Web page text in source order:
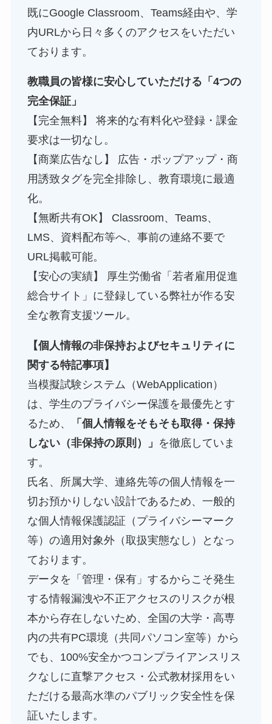
既にGoogle Classroom、Teams経由や、学
内URLから日々多くのアクセスをいただい
ております。
教職員の皆様に安心していただける「4つの
完全保証」
【完全無料】 将来的な有料化や登録・課金
要求は一切なし。
【商業広告なし】 広告・ポップアップ・商
用誘致タグを完全排除し、教育環境に最適
化。
【無断共有OK】 Classroom、Teams、
LMS、資料配布等へ、事前の連絡不要で
URL掲載可能。
【安心の実績】 厚生労働省「若者雇用促進
総合サイト」に登録している弊社が作る安
全な教育支援ツール。
【個人情報の非保持およびセキュリティに
関する特記事項】
当模擬試験システム（WebApplication）
は、学生のプライバシー保護を最優先とす
るため、
「個人情報をそもそも取得・保持
しない（非保持の原則）」 を徹底していま
す。
氏名、所属大学、連絡先等の個人情報を一
切お預かりしない設計であるため、一般的
な個人情報保護認証（プライバシーマーク
等）の適用対象外（取扱実態なし）となっ
ております。
データを「管理・保有」するからこそ発生
する情報漏洩や不正アクセスのリスクが根
本から存在しないため、全国の大学・高専
内の共有PC環境（共同パソコン室等）から
でも、100%安全かつコンプライアンスリス
クなしに直撃アクセス・公式教材採用をい
ただける最高水準のパブリック安全性を保
証いたします。